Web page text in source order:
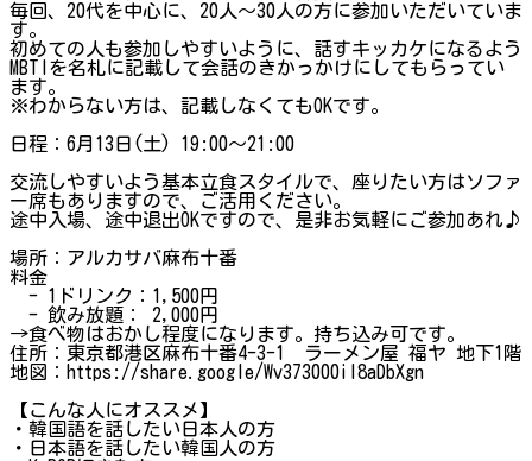
毎回、20代を中心に、20人～30人の方に参加いただいていま
す。
初めての人も参加しやすいように、話すキッカケになるよう
MBTIを名札に記載して会話のきかっかけにしてもらってい
ます。
※わからない方は、記載しなくてもOKです。
日程：6月13日(土) 19:00～21:00
交流しやすいよう基本立食スタイルで、座りたい方はソファ
ー席もありますので、ご活用ください。
途中入場、途中退出OKですので、是非お気軽にご参加あれ♪
場所：アルカサバ麻布十番
料金
- 1ドリンク：1,500円
- 飲み放題： 2,000円
→食べ物はおかし程度になります。持ち込み可です。
住所：東京都港区麻布十番4-3-1 ラーメン屋 福ヤ 地下1階
地図：https://share.google/Wv373000il8aDbXgn
【こんな人にオススメ】
・韓国語を話したい日本人の方
・日本語を話したい韓国人の方